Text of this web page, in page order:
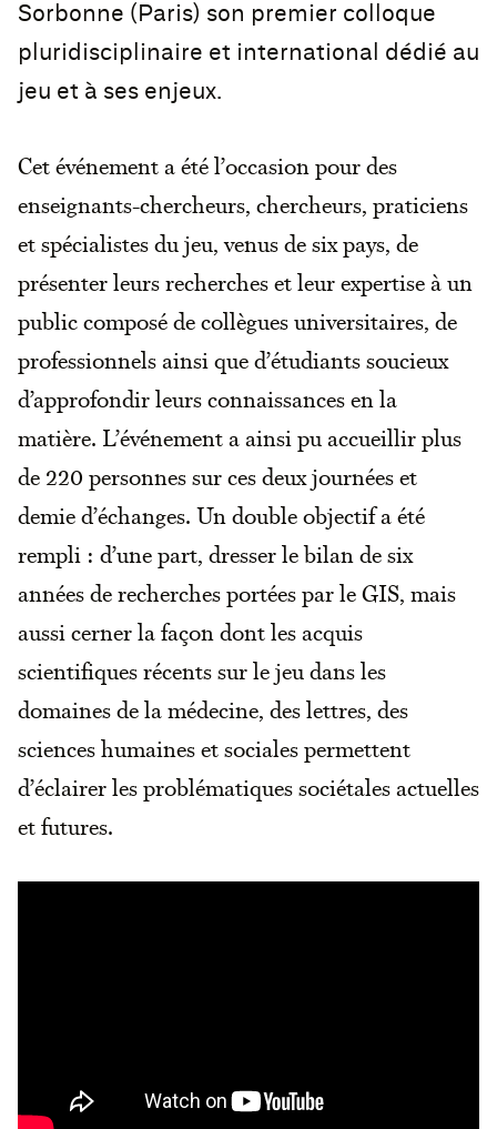
Sorbonne (Paris) son premier colloque
pluridisciplinaire et international dédié au
jeu et à ses enjeux.
Cet événement a été l’occasion pour des
enseignants-chercheurs, chercheurs, praticiens
et spécialistes du jeu, venus de six pays, de
présenter leurs recherches et leur expertise à un
public composé de collègues universitaires, de
professionnels ainsi que d’étudiants soucieux
d’approfondir leurs connaissances en la
matière. L’événement a ainsi pu accueillir plus
de 220 personnes sur ces deux journées et
demie d’échanges. Un double objectif a été
rempli : d’une part, dresser le bilan de six
années de recherches portées par le GIS, mais
aussi cerner la façon dont les acquis
scientifiques récents sur le jeu dans les
domaines de la médecine, des lettres, des
sciences humaines et sociales permettent
d’éclairer les problématiques sociétales actuelles
et futures.